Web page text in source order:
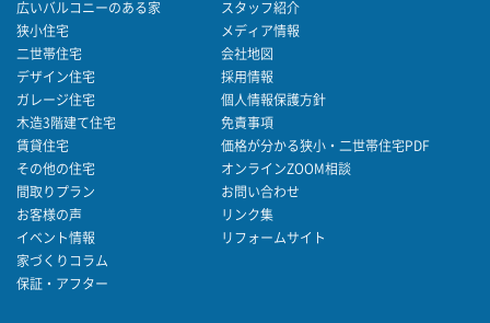
広いバルコニーのある家
狭小住宅
二世帯住宅
デザイン住宅
ガレージ住宅
木造3階建て住宅
賃貸住宅
その他の住宅
間取りプラン
お客様の声
イベント情報
家づくりコラム
保証・アフター
スタッフ紹介
メディア情報
会社地図
採用情報
個人情報保護方針
免責事項
価格が分かる狭小・二世帯住宅PDF
オンラインZOOM相談
お問い合わせ
リンク集
リフォームサイト